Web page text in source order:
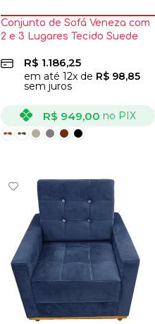
Conjunto de Sofá Veneza com
2 e 3 Lugares Tecido Suede
R$ 1.186,25
em até 12x de R$ 98,85
sem juros
R$ 949,00 no PIX